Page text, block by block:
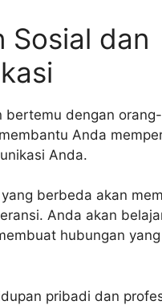
Sosial dan
dengan
Anda
Anda.
berbeda akan
Anda akan
hubungan
pribadi dan